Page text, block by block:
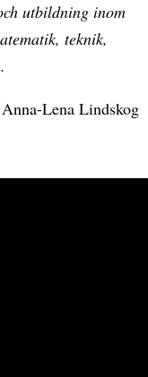
utbildning inom
teknik,
Lena Lindskog